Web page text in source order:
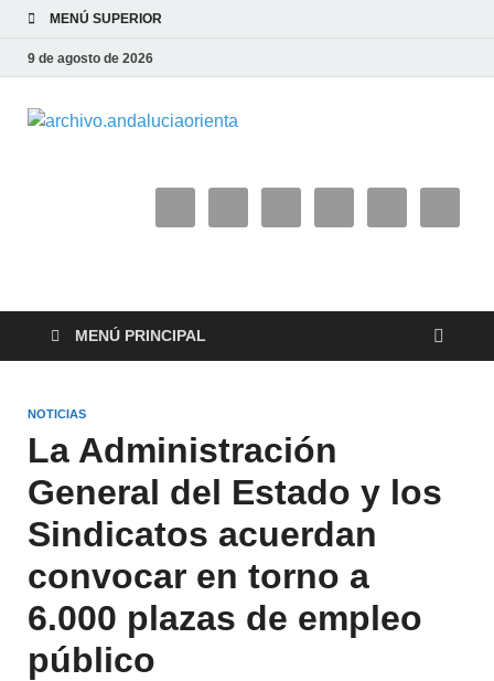
MENÚ SUPERIOR
9 de agosto de 2026
MENÚ PRINCIPAL
NOTICIAS
La Administración
General del Estado y los
Sindicatos acuerdan
convocar en torno a
6.000 plazas de empleo
público